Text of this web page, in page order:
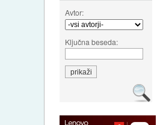
Avtor:
Ključna beseda: